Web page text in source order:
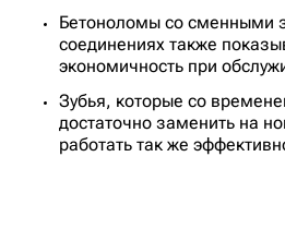
Бетоноломы со сменными
соединениях также
экономичность при
Зубья, которые со
достаточно заменить на
работать так же